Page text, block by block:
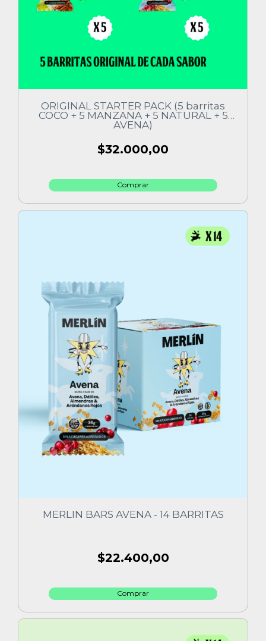
ORIGINAL STARTER PACK (5 barritas
COCO + 5 MANZANA + 5 NATURAL + 5
AVENA)
$32.000,00
MERLIN BARS AVENA - 14 BARRITAS
$22.400,00